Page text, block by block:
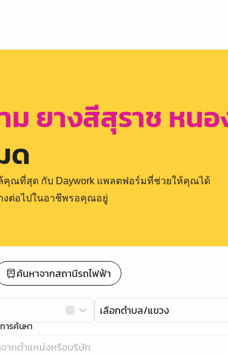
ม ยางสีสุราช หน
ด
ณที่สุด กับ Daywork แพลตฟอร์มที่ช่วยให้คุณได้
งต่อไปในอาชีพรอคุณอยู่
ค้นหาจากสถานีรถไฟฟ้า
เลือกตำบล/แขวง
ารค้นหา